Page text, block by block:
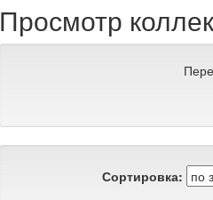
Просмотр
Сортировка: